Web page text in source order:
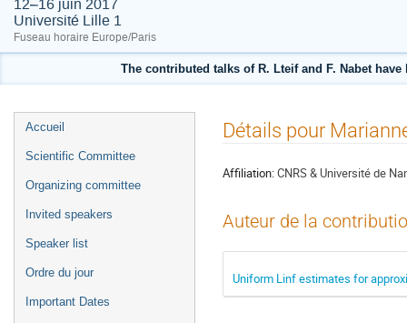
12–16 juin 2017
Université Lille 1
Fuseau horaire Europe/Paris
The contributed talks of R. Lteif and F. Nabet
Menu
de
Accueil
Scientific Committee
Organizing committee
Invited speakers
Speaker list
Ordre du jour
Important Dates
Détails pour
Affiliation:CNRS & Université de
Auteur de la
Uniform Linf estimates for